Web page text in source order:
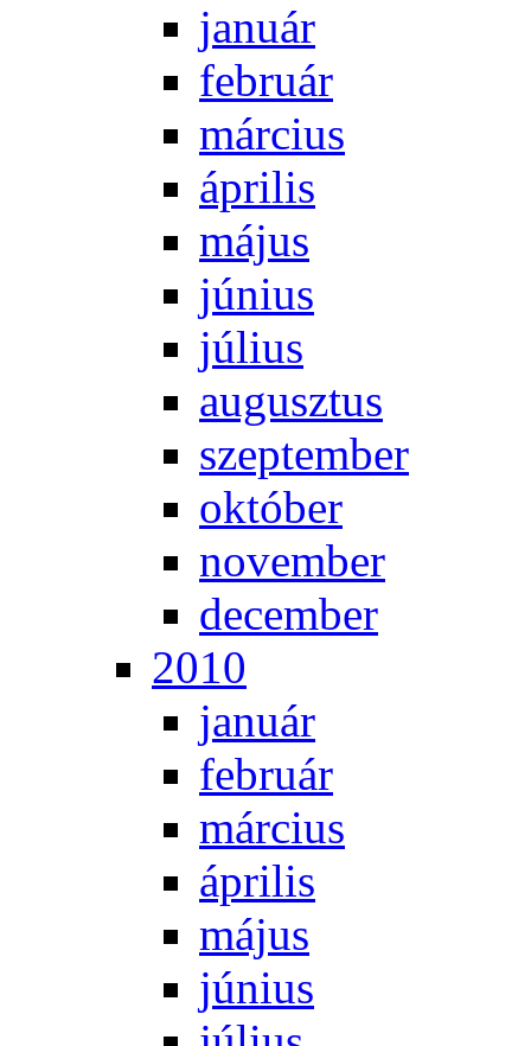
ja­nu­ár
feb­ru­ár
már­ci­us
áp­ri­lis
má­jus
jú­ni­us
jú­li­us
au­gusz­tus
szep­tem­ber
ok­tó­ber
no­vem­ber
de­cem­ber
2010
ja­nu­ár
feb­ru­ár
már­ci­us
áp­ri­lis
má­jus
jú­ni­us